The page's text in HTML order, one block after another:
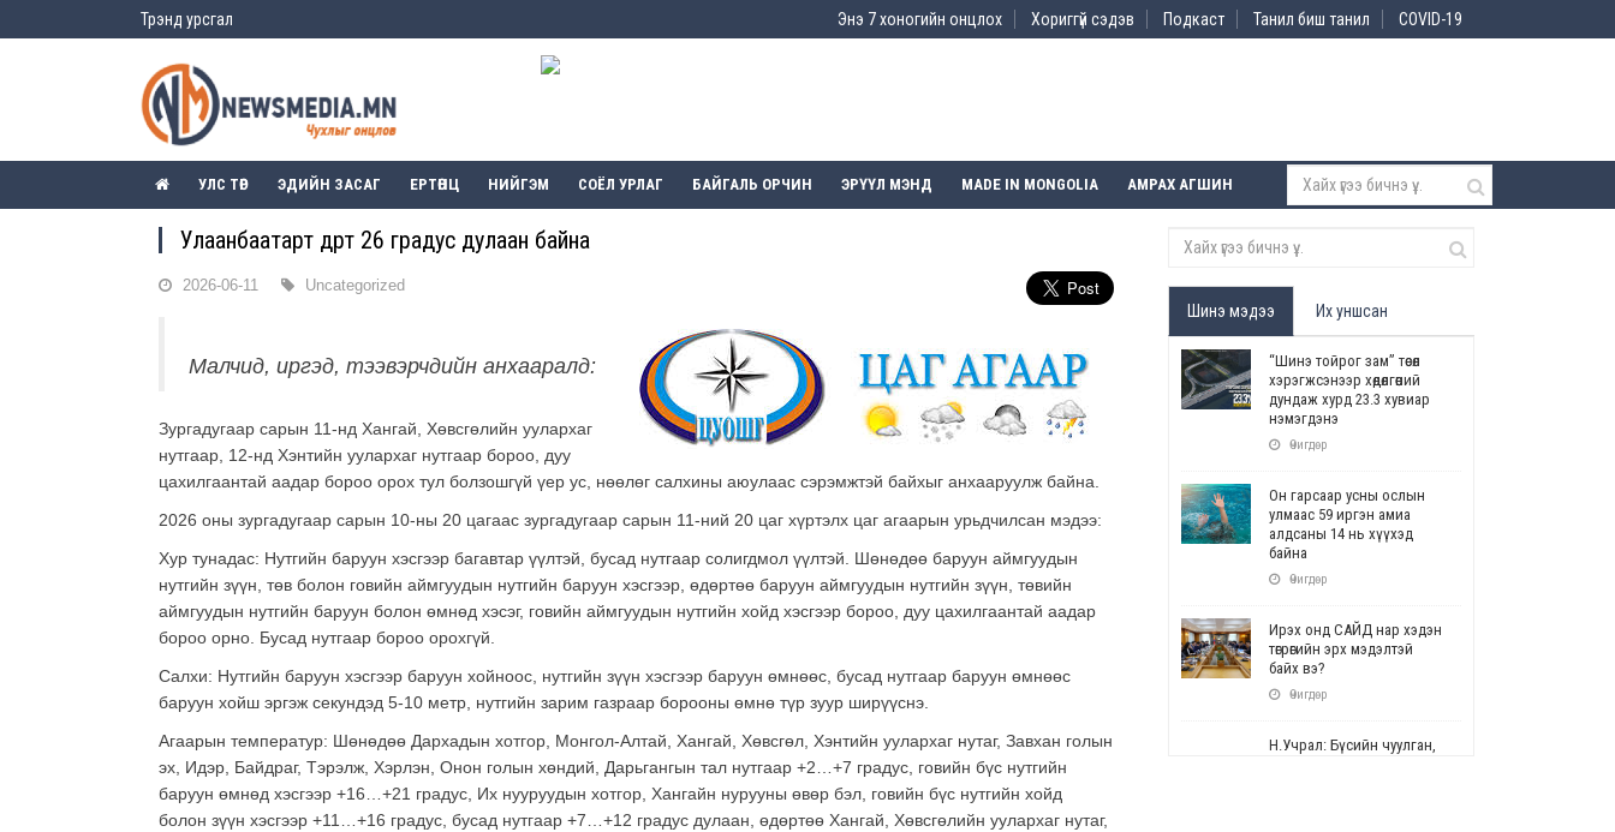
Трэнд урсгал Энэ 7 хоногийн онцлох Хориггүй сэдэв Подкаст Танил биш танил COVID-19
УЛС ТӨР ЭДИЙН ЗАСАГ ЕРТӨНЦ НИЙГЭМ СОЁЛ УРЛАГ БАЙГАЛЬ ОРЧИН ЭРҮҮЛ МЭНД MADE IN MONGOLIA АМРАХ АГШИН
Улаанбаатарт өдөртөө 26 градус дулаан байна
2026-06-11 Uncategorized
Малчид, иргэд, тээвэрчдийн анхааралд:
Зургадугаар сарын 11-нд Хангай, Хөвсгөлийн уулархаг
нутгаар, 12-нд Хэнтийн уулархаг нутгаар бороо, дуу
цахилгаантай аадар бороо орох тул болзошгүй үер ус, нөөлөг салхины аюулаас сэрэмжтэй байхыг анхааруулж байна.
2026 оны зургадугаар сарын 10-ны 20 цагаас зургадугаар сарын 11-ний 20 цаг хүртэлх цаг агаарын урьдчилсан мэдээ:
Хур тунадас: Нутгийн баруун хэсгээр багавтар үүлтэй, бусад нутгаар солигдмол үүлтэй. Шөнөдөө баруун аймгуудын
нутгийн зүүн, төв болон говийн аймгуудын нутгийн баруун хэсгээр, өдөртөө баруун аймгуудын нутгийн зүүн, төвийн
аймгуудын нутгийн баруун болон өмнөд хэсэг, говийн аймгуудын нутгийн хойд хэсгээр бороо, дуу цахилгаантай аадар
бороо орно. Бусад нутгаар бороо орохгүй.
Салхи: Нутгийн баруун хэсгээр баруун хойноос, нутгийн зүүн хэсгээр баруун өмнөөс, бусад нутгаар баруун өмнөөс
баруун хойш эргэж секундэд 5-10 метр, нутгийн зарим газраар борооны өмнө түр зуур ширүүснэ.
Агаарын температур: Шөнөдөө Дархадын хотгор, Монгол-Алтай, Хангай, Хөвсгөл, Хэнтийн уулархаг нутаг, Завхан голын
эх, Идэр, Байдраг, Тэрэлж, Хэрлэн, Онон голын хөндий, Дарьгангын тал нутгаар +2…+7 градус, говийн бүс нутгийн
баруун өмнөд хэсгээр +16…+21 градус, Их нууруудын хотгор, Хангайн нурууны өвөр бэл, говийн бүс нутгийн хойд
болон зүүн хэсгээр +11…+16 градус, бусад нутгаар +7…+12 градус дулаан, өдөртөө Хангай, Хөвсгөлийн уулархаг нутаг,
Шинэ мэдээ Их уншсан
“Шинэ тойрог зам” төсөл
хэрэгжсэнээр хөдөлгөөний
дундаж хурд 23.3 хувиар
нэмэгдэнэ
Өчигдөр
Он гарсаар усны ослын
улмаас 59 иргэн амиа
алдсаны 14 нь хүүхэд
байна
Өчигдөр
Ирэх онд САЙД нар хэдэн
төгрөгийн эрх мэдэлтэй
байх вэ?
Өчигдөр
Н.Учрал: Бүсийн чуулган,